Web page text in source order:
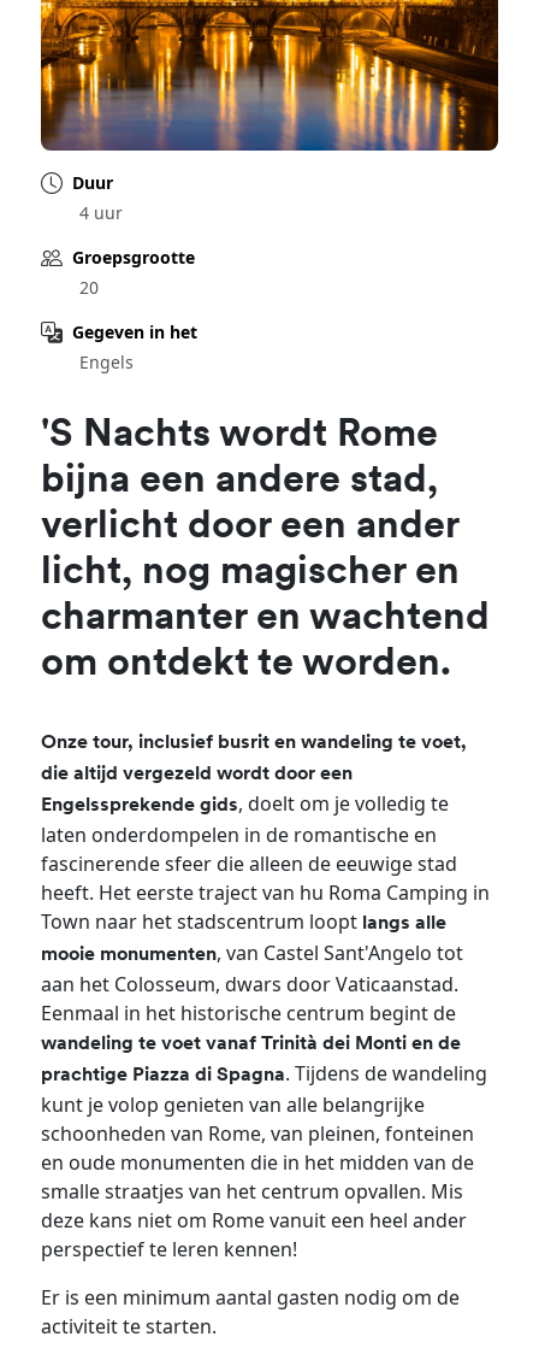
Duur
4 uur
Groepsgrootte
20
Gegeven in het
Engels
'S Nachts wordt Rome
bijna een andere stad,
verlicht door een ander
licht, nog magischer en
charmanter en wachtend
om ontdekt te worden.
Onze tour, inclusief busrit en wandeling te voet,
die altijd vergezeld wordt door een
Engelssprekende gids, doelt om je volledig te
laten onderdompelen in de romantische en
fascinerende sfeer die alleen de eeuwige stad
heeft. Het eerste traject van hu Roma Camping in
Town naar het stadscentrum loopt langs alle
mooie monumenten, van Castel Sant'Angelo tot
aan het Colosseum, dwars door Vaticaanstad.
Eenmaal in het historische centrum begint de
wandeling te voet vanaf Trinità dei Monti en de
prachtige Piazza di Spagna. Tijdens de wandeling
kunt je volop genieten van alle belangrijke
schoonheden van Rome, van pleinen, fonteinen
en oude monumenten die in het midden van de
smalle straatjes van het centrum opvallen. Mis
deze kans niet om Rome vanuit een heel ander
perspectief te leren kennen!
Er is een minimum aantal gasten nodig om de
activiteit te starten.